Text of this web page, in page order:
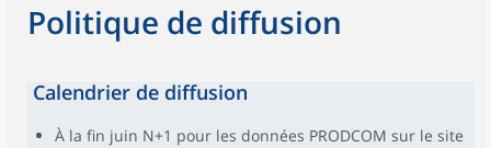
Politique de diffusion
Calendrier de diffusion
À la fin juin N+1 pour les données PRODCOM sur le site